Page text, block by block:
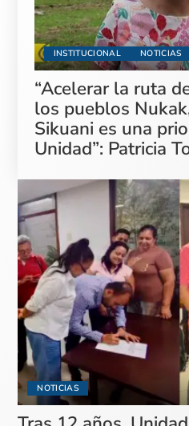
INSTITUCIONAL NOTICIAS
“Acelerar la ruta
los pueblos
Sikuani es una
Unidad”: Patricia
NOTICIAS